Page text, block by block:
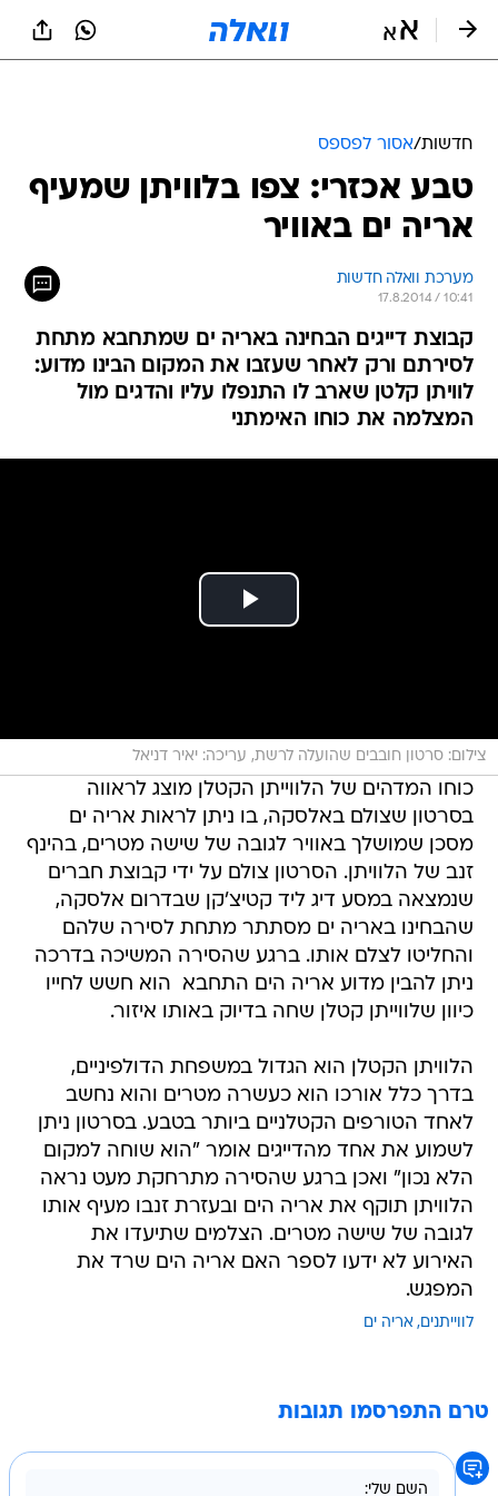
חדשות/אסור לפספס
טבע אכזרי: צפו בלוויתן שמעיף
אריה ים באוויר
מערכת וואלה חדשות
17.8.2014 / 10:41
קבוצת דייגים הבחינה באריה ים שמתחבא מתחת
לסירתם ורק לאחר שעזבו את המקום הבינו מדוע:
לוויתן קלטן שארב לו התנפלו עליו והדגים מול
המצלמה את כוחו האימתני
צילום: סרטון חובבים שהועלה לרשת, עריכה: יאיר דניאל
כוחו המדהים של הלווייתן הקטלן מוצג לראווה
בסרטון שצולם באלסקה, בו ניתן לראות אריה ים
מסכן שמושלך באוויר לגובה של שישה מטרים, בהינף
זנב של הלוויתן. הסרטון צולם על ידי קבוצת חברים
שנמצאה במסע דיג ליד קטיצ'קן שבדרום אלסקה,
שהבחינו באריה ים מסתתר מתחת לסירה שלהם
והחליטו לצלם אותו. ברגע שהסירה המשיכה בדרכה
ניתן להבין מדוע אריה הים התחבא  הוא חשש לחייו
כיוון שלווייתן קטלן שחה בדיוק באותו איזור.
הלוויתן הקטלן הוא הגדול במשפחת הדולפיניים,
בדרך כלל אורכו הוא כעשרה מטרים והוא נחשב
לאחד הטורפים הקטלניים ביותר בטבע. בסרטון ניתן
לשמוע את אחד מהדייגים אומר "הוא שוחה למקום
הלא נכון" ואכן ברגע שהסירה מתרחקת מעט נראה
הלוויתן תוקף את אריה הים ובעזרת זנבו מעיף אותו
לגובה של שישה מטרים. הצלמים שתיעדו את
האירוע לא ידעו לספר האם אריה הים שרד את
המפגש.
לווייתנים אריה ים
טרם התפרסמו תגובות